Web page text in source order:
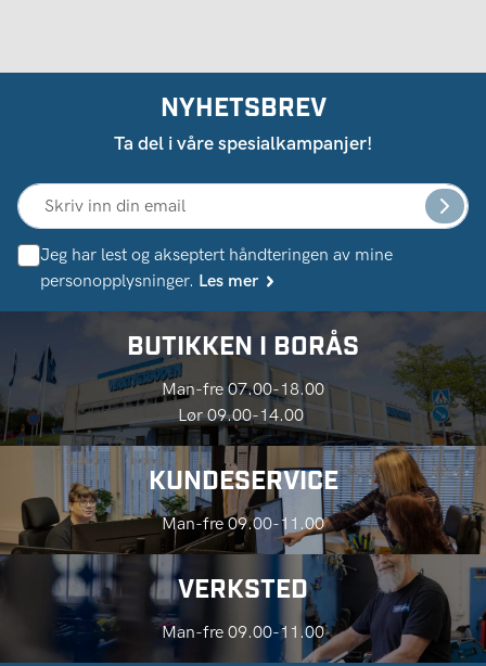
NYHETSBREV
Ta del i våre spesialkampanjer!
Jeg har lest og akseptert håndteringen av mine
personopplysninger. Les mer
BUTIKKEN I BORÅS
Man-fre 07.00-18.00
Lør 09.00-14.00
KUNDESERVICE
Man-fre 09.00-11.00
VERKSTED
Man-fre 09.00-11.00